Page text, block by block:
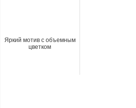
Яркий мотив с объемным
цветком